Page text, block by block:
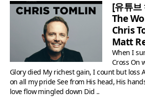
[유튜브
The
Chris
Matt
When I
Cross On
Glory died My richest gain, I count but loss
on all my pride See from His head, His
love flow mingled down Did ..